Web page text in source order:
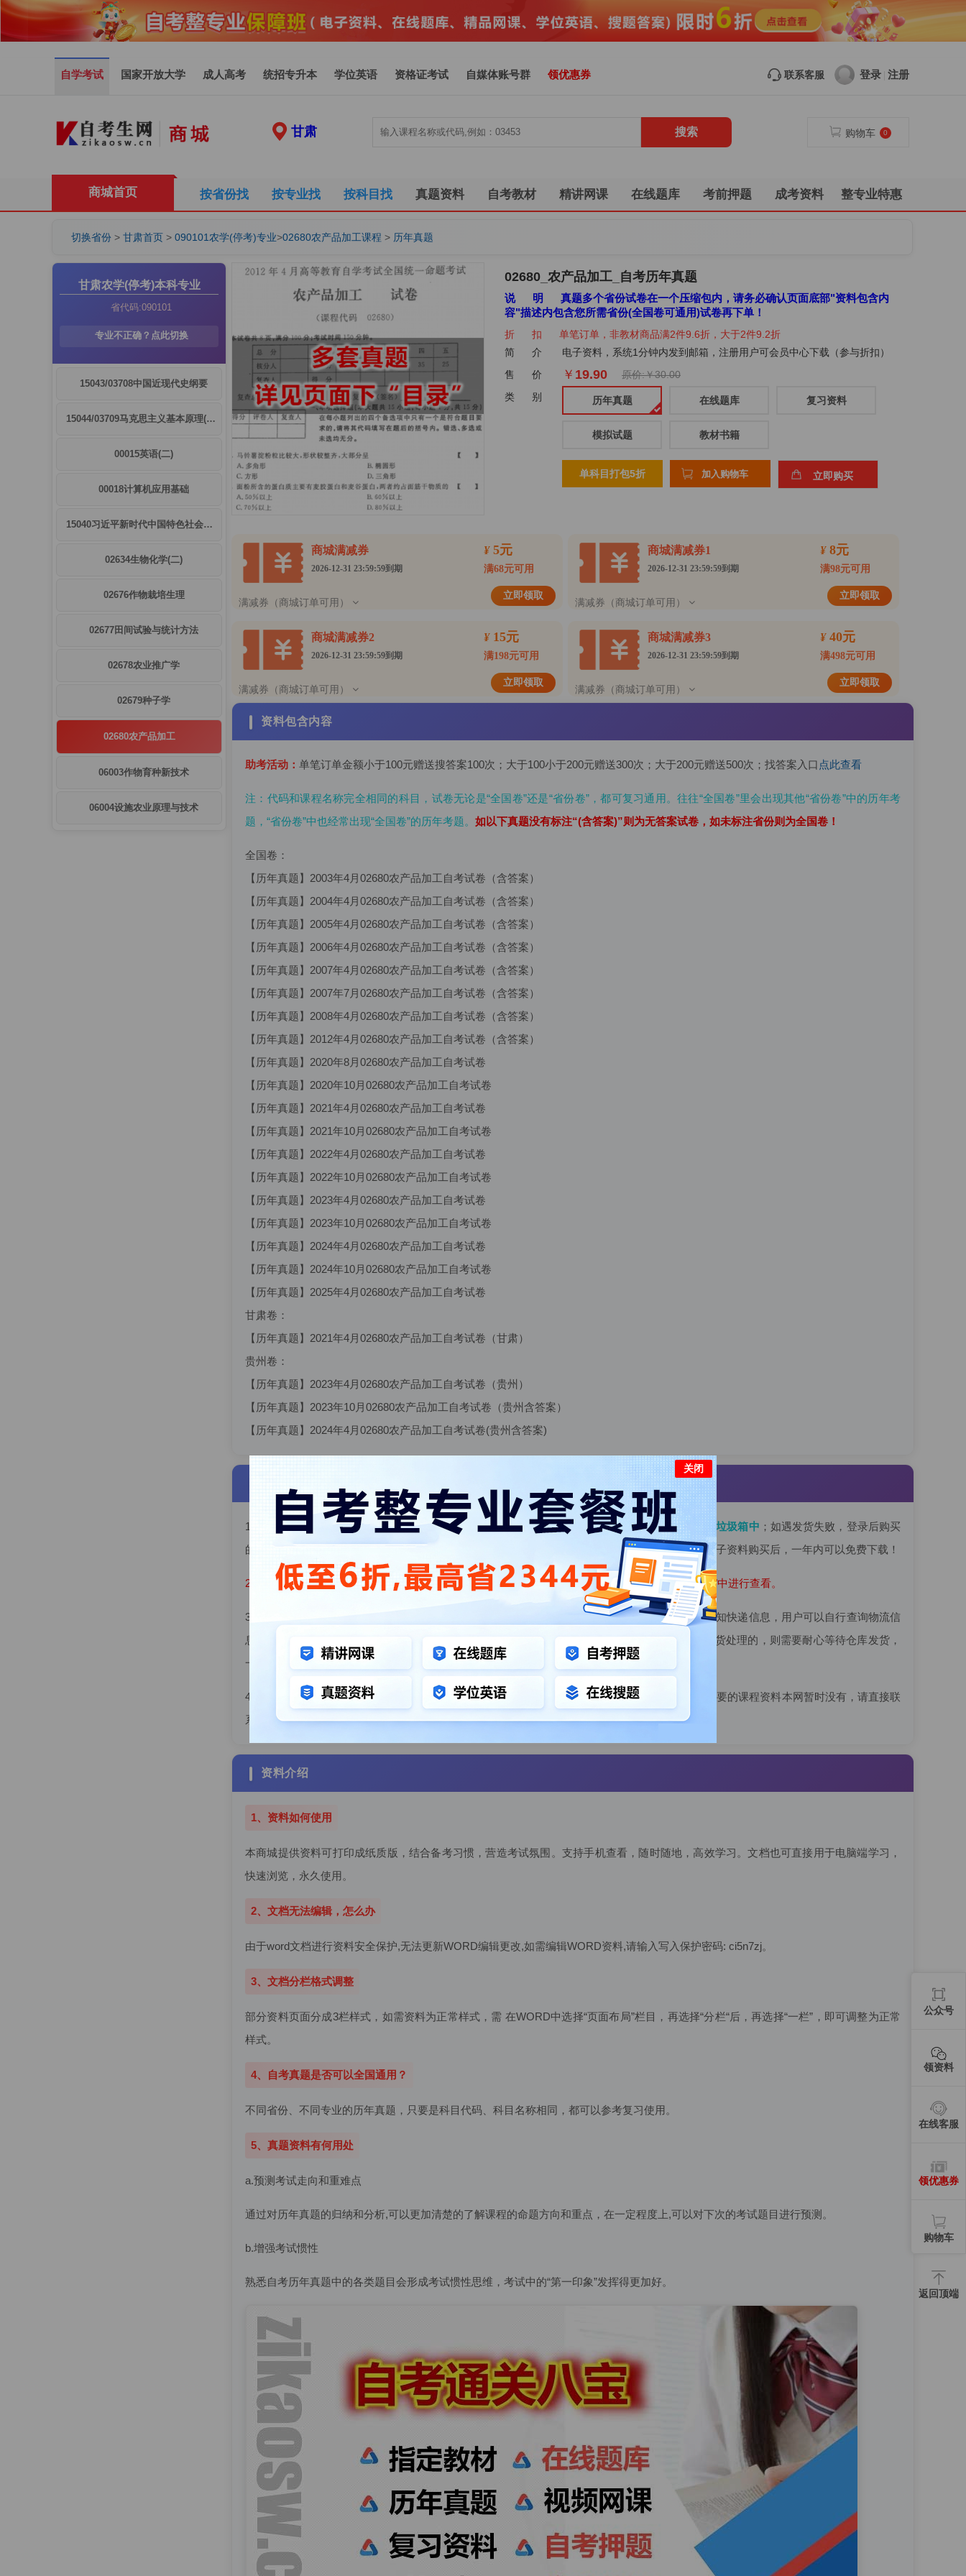
自学考试 国家开放大学 成人高考 统招专升本 学位英语 资格证考试 自媒体账号群 领优惠券 联系客服 登录 注册
甘肃 购物车 0
商城首页 按省份找 按专业找 按科目找 真题资料 自考教材 精讲网课 在线题库 考前押题 成考资料 整专业特惠
切换省份 > 甘肃首页 > 090101农学(停考)专业>02680农产品加工课程 > 历年真题
甘肃农学(停考)本科专业
省代码:090101
专业不正确？点此切换
15043/03708中国近现代史纲要
15044/03709马克思主义基本原理(概论)
00015英语(二)
00018计算机应用基础
15040习近平新时代中国特色社会主义思想概论
02634生物化学(二)
02676作物栽培生理
02677田间试验与统计方法
02678农业推广学
02679种子学
02680农产品加工
06003作物育种新技术
06004设施农业原理与技术
02680_农产品加工_自考历年真题
说 明 真题多个省份试卷在一个压缩包内，请务必确认页面底部"资料包含内
容"描述内包含您所需省份(全国卷可通用)试卷再下单！
折 扣 单笔订单，非教材商品满2件9.6折，大于2件9.2折
简 介
电子资料，系统1分钟内发到邮箱，注册用户可会员中心下载（参与折扣）
售 价
￥ 19.90
原价:￥30.00
类 别
历年真题 在线题库 复习资料
模拟试题 教材书籍
单科目打包5折
商城满减券
2026-12-31 23:59:59到期
满减券（商城订单可用）
¥ 5元
满68元可用
立即领取
商城满减券1
2026-12-31 23:59:59到期
满减券（商城订单可用）
¥ 8元
满98元可用
立即领取
商城满减券2
2026-12-31 23:59:59到期
满减券（商城订单可用）
¥ 15元
满198元可用
立即领取
商城满减券3
2026-12-31 23:59:59到期
满减券（商城订单可用）
¥ 40元
满498元可用
立即领取
资料包含内容
助考活动： 单笔订单金额小于100元赠送搜答案100次；大于100小于200元赠送300次；大于200元赠送500次；找答案入口 点此查看
注：代码和课程名称完全相同的科目，试卷无论是“全国卷”还是“省份卷”，都可复习通用。往往“全国卷”里会出现其他“省份卷”中的历年考
题，“省份卷”中也经常出现“全国卷”的历年考题。 如以下真题没有标注“(含答案)”则为无答案试卷，如未标注省份则为全国卷！
全国卷：
【历年真题】2003年4月02680农产品加工自考试卷（含答案）
【历年真题】2004年4月02680农产品加工自考试卷（含答案）
【历年真题】2005年4月02680农产品加工自考试卷（含答案）
【历年真题】2006年4月02680农产品加工自考试卷（含答案）
【历年真题】2007年4月02680农产品加工自考试卷（含答案）
【历年真题】2007年7月02680农产品加工自考试卷（含答案）
【历年真题】2008年4月02680农产品加工自考试卷（含答案）
【历年真题】2012年4月02680农产品加工自考试卷（含答案）
【历年真题】2020年8月02680农产品加工自考试卷
【历年真题】2020年10月02680农产品加工自考试卷
【历年真题】2021年4月02680农产品加工自考试卷
【历年真题】2021年10月02680农产品加工自考试卷
【历年真题】2022年4月02680农产品加工自考试卷
【历年真题】2022年10月02680农产品加工自考试卷
【历年真题】2023年4月02680农产品加工自考试卷
【历年真题】2023年10月02680农产品加工自考试卷
【历年真题】2024年4月02680农产品加工自考试卷
【历年真题】2024年10月02680农产品加工自考试卷
【历年真题】2025年4月02680农产品加工自考试卷
甘肃卷：
【历年真题】2021年4月02680农产品加工自考试卷（甘肃）
贵州卷：
【历年真题】2023年4月02680农产品加工自考试卷（贵州）
【历年真题】2023年10月02680农产品加工自考试卷（贵州含答案）
【历年真题】2024年4月02680农产品加工自考试卷(贵州含答案)
1、 电子资料：购买后1分钟左右系统自动发送到邮箱内；如长时间未收邮件，请查看是否被拦截在垃圾箱中 ；如遇发货失败，登录后购买
的用户可于会员中心”已购资料“处下载；如购物邮箱填写错误，请联系客服进行修改或资料索取；电子资料购买后，一年内可以免费下载！
2、 在线题库、考前押题和精讲网课购买后，请分别于会员中心"已购题库"、"已购直播"和"已购网课"中进行查看。
3、 书籍教材：购买后如本地仓库有现货，客服会在2个工作日内发货，发货完会发送短信提醒，告知快递信息，用户可以自行查询物流信
息。登录后购买的订单，可以进入会员中心，发货订单查看订单发货状态及实时的物流；如需要调货处理的，则需要耐心等待仓库发货，
一般发货不会超7个工作日，如有疑问请咨询在线客服！
4、 收货说明： 非书籍的电子资料/题库/押题/视频课具有可复制性，购买后不支持退款操作
，如您需要的课程资料本网暂时没有，请直接联
系客服补充！书籍收货后如因自身原因需要退换货，需要您承担退换货所产生的物流费用。
资料介绍
1、资料如何使用
本商城提供资料可打印成纸质版，结合备考习惯，营造考试氛围。支持手机查看，随时随地，高效学习。文档也可直接用于电脑端学习，
快速浏览，永久使用。
2、文档无法编辑，怎么办
由于word文档进行资料安全保护,无法更新WORD编辑更改,如需编辑WORD资料,请输入写入保护密码: ci5n7zj。
3、文档分栏格式调整
部分资料页面分成3栏样式，如需资料为正常样式，需 在WORD中选择“页面布局”栏目，再选择“分栏“后，再选择“一栏”，即可调整为正常
样式。
4、自考真题是否可以全国通用？
不同省份、不同专业的历年真题，只要是科目代码、科目名称相同，都可以参考复习使用。
5、真题资料有何用处
a.预测考试走向和重难点
通过对历年真题的归纳和分析,可以更加清楚的了解课程的命题方向和重点，在一定程度上,可以对下次的考试题目进行预测。
b.增强考试惯性
熟悉自考历年真题中的各类题目会形成考试惯性思维，考试中的“第一印象”发挥得更加好。
公众号
领资料
在线客服
领优惠券
购物车
返回顶端
关闭